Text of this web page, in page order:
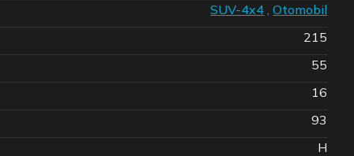
SUV-4x4 ,Otomobil
215
55
16
93
H